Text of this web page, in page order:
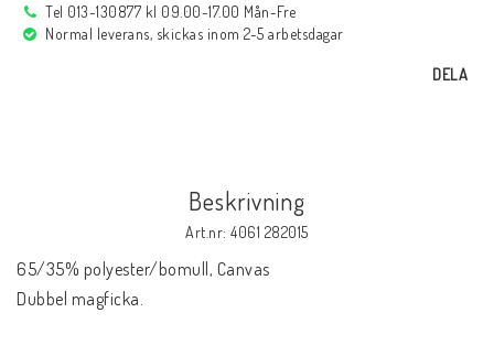
Tel 013-130877 kl 09.00-17.00 Mån-Fre
Normal leverans, skickas inom 2-5 arbetsdagar
DELA
Beskrivning
Art.nr: 4061 282015
65/35% polyester/bomull, Canvas
Dubbel magficka.